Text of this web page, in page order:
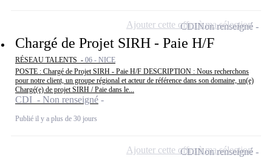
Chargé de Projet SIRH - Paie H/F
RÉSEAU TALENTS - 06 - NICE
POSTE : Chargé de Projet SIRH - Paie H/F DESCRIPTION : Nous recherchons
pour notre client, un groupe régional et acteur de référence dans son domaine, un(e)
Chargé(e) de projet SIRH / Paie dans le...
CDI - Non renseigné
Publié il y a plus de 30 jours
CDINon renseigné
Ajouter cette offre à ma sélection
CDINon renseigné
Ajouter cette offre à ma sélection